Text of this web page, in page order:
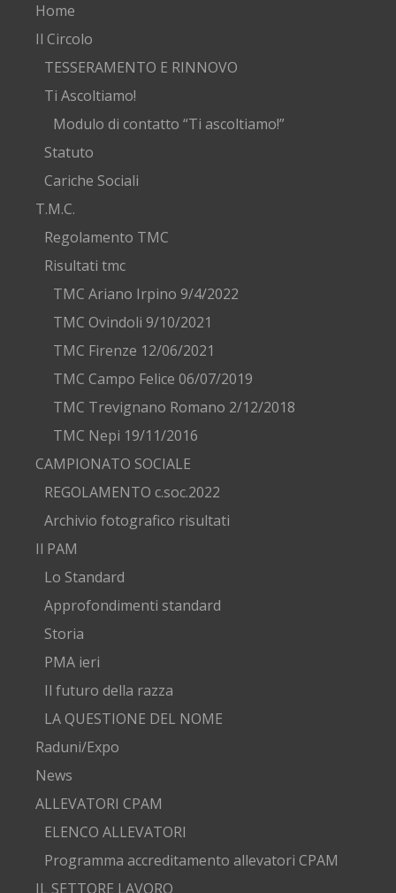
Home
Il Circolo
TESSERAMENTO E RINNOVO
Ti Ascoltiamo!
Modulo di contatto “Ti ascoltiamo!”
Statuto
Cariche Sociali
T.M.C.
Regolamento TMC
Risultati tmc
TMC Ariano Irpino 9/4/2022
TMC Ovindoli 9/10/2021
TMC Firenze 12/06/2021
TMC Campo Felice 06/07/2019
TMC Trevignano Romano 2/12/2018
TMC Nepi 19/11/2016
CAMPIONATO SOCIALE
REGOLAMENTO c.soc.2022
Archivio fotografico risultati
Il PAM
Lo Standard
Approfondimenti standard
Storia
PMA ieri
Il futuro della razza
LA QUESTIONE DEL NOME
Raduni/Expo
News
ALLEVATORI CPAM
ELENCO ALLEVATORI
Programma accreditamento allevatori CPAM
IL SETTORE LAVORO